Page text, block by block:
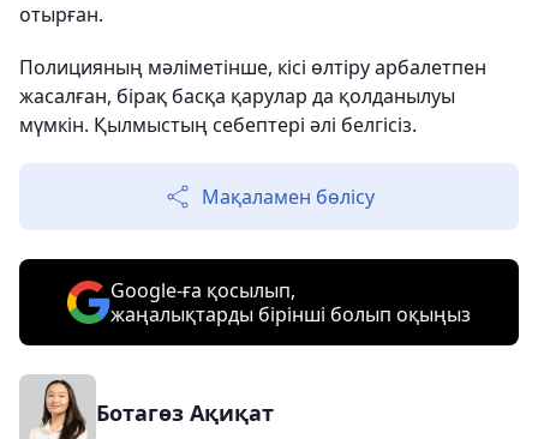
отырған.
Полицияның мәліметінше, кісі өлтіру арбалетпен
жасалған, бірақ басқа қарулар да қолданылуы
мүмкін. Қылмыстың себептері әлі белгісіз.
Мақаламен бөлісу
Google-ға қосылып,
жаңалықтарды бірінші болып оқыңыз
Ботагөз Ақиқат